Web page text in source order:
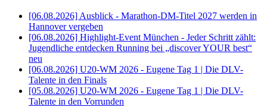
[06.08.2026] Ausblick - Marathon-DM-Titel 2027 werden in
Hannover vergeben
[06.08.2026] Highlight-Event München - Jeder Schritt zählt:
Jugendliche entdecken Running bei „discover YOUR best“
neu
[06.08.2026] U20-WM 2026 - Eugene Tag 1 | Die DLV-
Talente in den Finals
[05.08.2026] U20-WM 2026 - Eugene Tag 1 | Die DLV-
Talente in den Vorrunden